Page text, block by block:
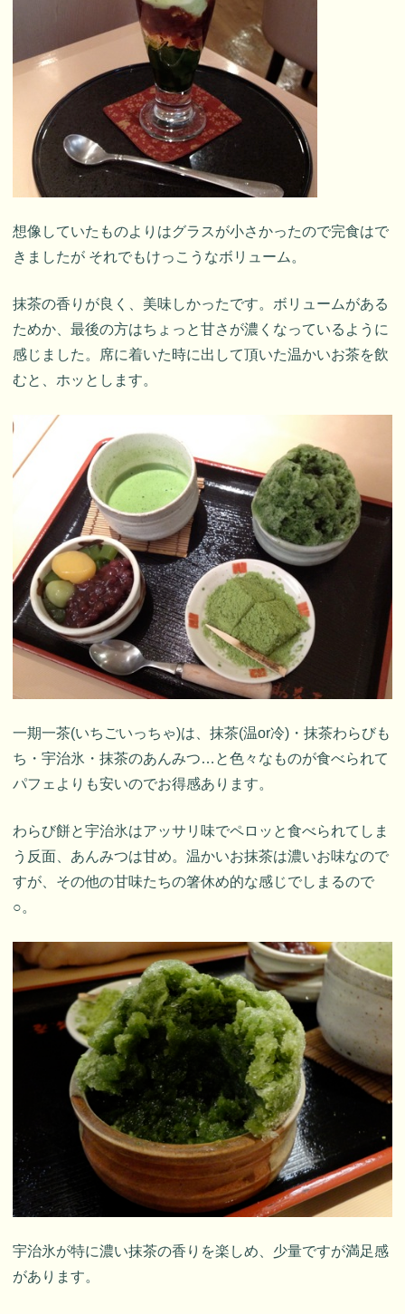
想像していたものよりはグラスが小さかったので完食はで
きましたが それでもけっこうなボリューム。
抹茶の香りが良く、美味しかったです。ボリュームがある
ためか、最後の方はちょっと甘さが濃くなっているように
感じました。席に着いた時に出して頂いた温かいお茶を飲
むと、ホッとします。
一期一茶(いちごいっちゃ)は、抹茶(温or冷)・抹茶わらびも
ち・宇治氷・抹茶のあんみつ…と色々なものが食べられて
パフェよりも安いのでお得感あります。
わらび餅と宇治氷はアッサリ味でペロッと食べられてしま
う反面、あんみつは甘め。温かいお抹茶は濃いお味なので
すが、その他の甘味たちの箸休め的な感じでしまるので
○。
宇治氷が特に濃い抹茶の香りを楽しめ、少量ですが満足感
があります。